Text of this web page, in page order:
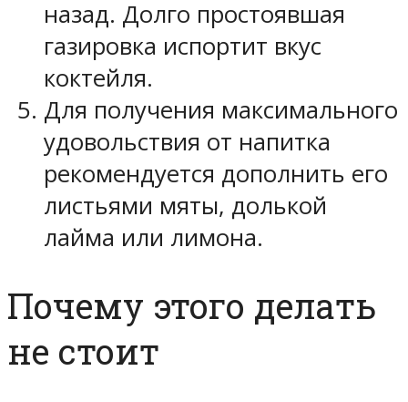
назад. Долго простоявшая
газировка испортит вкус
коктейля.
Для получения максимального
удовольствия от напитка
рекомендуется дополнить его
листьями мяты, долькой
лайма или лимона.
Почему этого делать
не стоит